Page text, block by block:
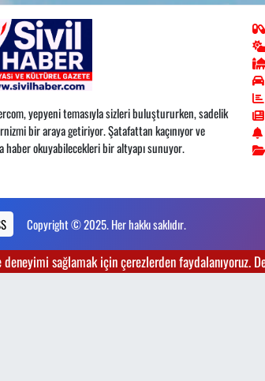
yepyeni temasıyla sizleri buluştururken, sadelik
bir araya getiriyor. Şatafattan kaçınıyor ve
haber okuyabilecekleri bir altyapı sunuyor.
Copyright © 2025. Her hakkı saklıdır.
sağlamak için çerezlerden faydalanıyoruz.